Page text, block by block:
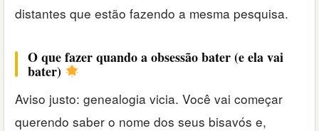
distantes que estão fazendo a mesma pesquisa.
O que fazer quando a obsessão bater (e ela vai
bater)
Aviso justo: genealogia vicia. Você vai começar
querendo saber o nome dos seus bisavós e,